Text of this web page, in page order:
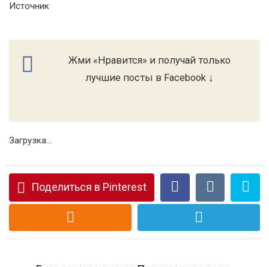
Источник
Жми «Нравится» и получай только
лучшие посты в Facebook ↓
Загрузка...
Поделиться в Pinterest